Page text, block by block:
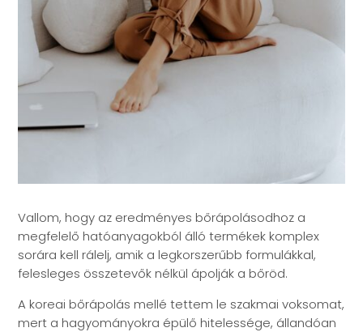
Vallom, hogy az eredményes bőrápolásodhoz a
megfelelő hatóanyagokból álló termékek komplex
sorára kell rálelj, amik a legkorszerűbb formulákkal,
felesleges összetevők nélkül ápolják a bőröd.
A koreai bőrápolás mellé tettem le szakmai voksomat,
mert a hagyományokra épülő hitelessége, állandóan